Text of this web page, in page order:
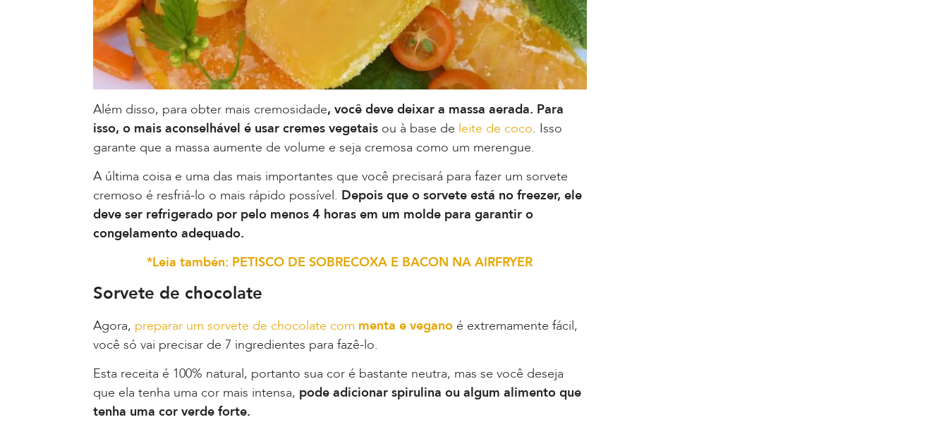
Além disso, para obter mais cremosidade, você deve deixar a massa aerada. Para
isso, o mais aconselhável é usar cremes vegetais ou à base de leite de coco. Isso
garante que a massa aumente de volume e seja cremosa como um merengue.
A última coisa e uma das mais importantes que você precisará para fazer um sorvete
cremoso é resfriá-lo o mais rápido possível. Depois que o sorvete está no freezer, ele
deve ser refrigerado por pelo menos 4 horas em um molde para garantir o
congelamento adequado.
*Leia tambén: PETISCO DE SOBRECOXA E BACON NA AIRFRYER
Sorvete de chocolate
Agora, preparar um sorvete de chocolate com menta e vegano é extremamente fácil,
você só vai precisar de 7 ingredientes para fazê-lo.
Esta receita é 100% natural, portanto sua cor é bastante neutra, mas se você deseja
que ela tenha uma cor mais intensa, pode adicionar spirulina ou algum alimento que
tenha uma cor verde forte.